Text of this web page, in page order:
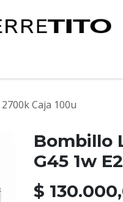
Caja 100u
Bombillo
G45 1w
$